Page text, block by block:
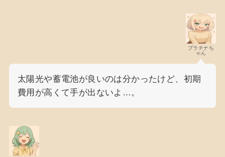
プラチナち
ゃん
太陽光や蓄電池が良いのは分かったけど、初期
費用が高くて手が出ないよ…。